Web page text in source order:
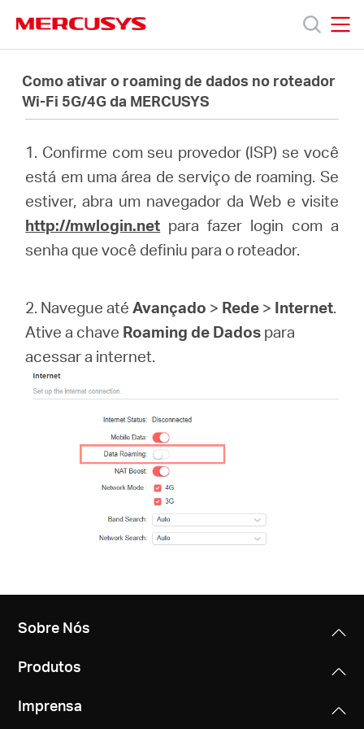
navigation
Produtos
Suporte
Sobre
Como ativar o roaming de dados no roteador
Wi-Fi 5G/4G da MERCUSYS
1. Confirme com seu provedor (ISP) se você
está em uma área de serviço de roaming. Se
estiver, abra um navegador da Web e visite
http://mwlogin.net para fazer login com a
senha que você definiu para o roteador.
2. Navegue atéAvançado > Rede > Internet.
Ative a chave Roaming de Dados para
acessar a internet.
Sobre Nós
Produtos
Imprensa